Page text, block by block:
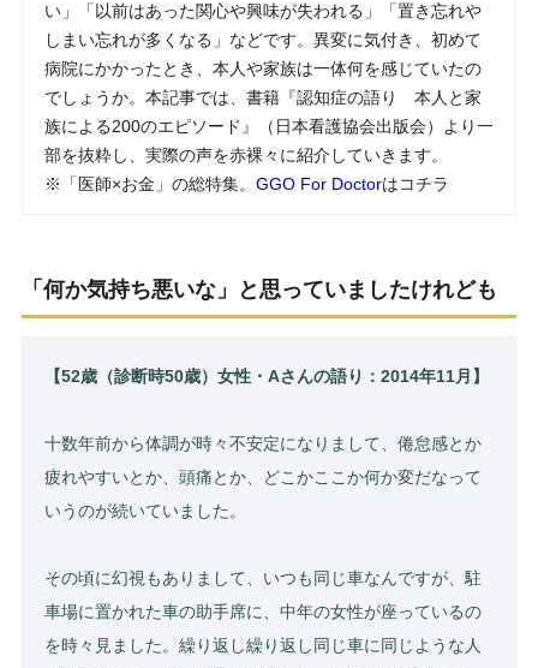
い」「以前はあった関心や興味が失われる」「置き忘れや
しまい忘れが多くなる」などです。異変に気付き、初めて
病院にかかったとき、本人や家族は一体何を感じていたの
でしょうか。本記事では、書籍『認知症の語り 本人と家
族による200のエピソード』（日本看護協会出版会）より一
部を抜粋し、実際の声を赤裸々に紹介していきます。
※「医師×お金」の総特集。 GGO For Doctorはコチラ
「何か気持ち悪いな」と思っていましたけれども
【52歳（診断時50歳）女性・Aさんの語り：2014年11月】
十数年前から体調が時々不安定になりまして、倦怠感とか
疲れやすいとか、頭痛とか、どこかここか何か変だなって
いうのが続いていました。
その頃に幻視もありまして、いつも同じ車なんですが、駐
車場に置かれた車の助手席に、中年の女性が座っているの
を時々見ました。繰り返し繰り返し同じ車に同じような人